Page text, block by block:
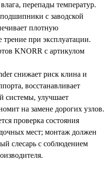
перепады температур.
с заводской
плотную
при эксплуатации.
KNORR с артикулом
снижает риск клина и
восстанавливает
системы, улучшает
на замене дорогих узлов.
проверка состояния
мест; монтаж должен
слесарь с соблюдением